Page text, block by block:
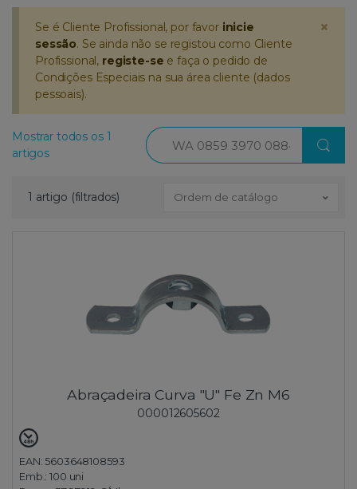
×
Se é Cliente Profissional, por favor inicie
sessão. Se ainda não se registou como Cliente
Profissional, registe-se e faça o pedido de
Condições Especiais na sua área cliente (dados
pessoais).
Mostrar todos os 1
artigos
Procurar
1 artigo (filtrados) Ordem de catálogo
Abraçadeira Curva "U" Fe Zn M6
000012605602
EAN: 5603648108593
Emb.:100 uni